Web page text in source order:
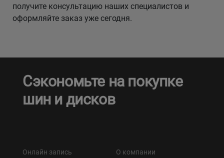
получите консультацию наших специалистов и
оформляйте заказ уже сегодня.
Сэкономьте на покупке
шин и дисков
Онлайн запись
О компании